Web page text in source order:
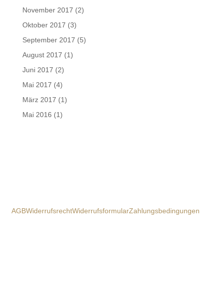
November 2017 (2)
Oktober 2017 (3)
September 2017 (5)
August 2017 (1)
Juni 2017 (2)
Mai 2017 (4)
März 2017 (1)
Mai 2016 (1)
AGBWiderrufsrechtWiderrufsformularZahlungsbedingungen